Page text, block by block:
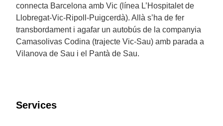
connecta Barcelona amb Vic (línea L’Hospitalet de
Llobregat-Vic-Ripoll-Puigcerdà). Allà s’ha de fer
transbordament i agafar un autobús de la companyia
Camasolivas Codina (trajecte Vic-Sau) amb parada a
Vilanova de Sau i el Pantà de Sau.
Services